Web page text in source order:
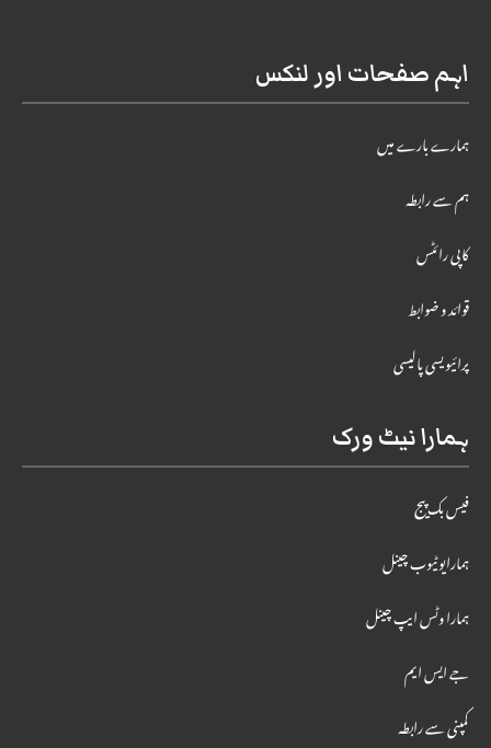
اہم صفحات اور لنکس
ہمارے بارے میں
ہم سے رابطہ
کاپی رائٹس
قوائد و ضوابط
پرائیویسی پالیسی
ہمارا نیٹ ورک
فیس بک پیج
ہمارایوٹیوب چینل
ہمارا وٹس ایپ چینل
جے ایس ایم
کمپنی سے رابطہ